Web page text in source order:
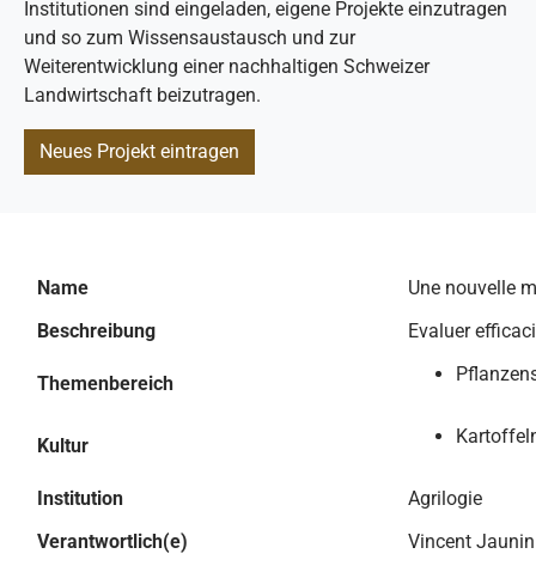
Institutionen sind eingeladen, eigene Projekte einzutragen
und so zum Wissensaustausch und zur
Weiterentwicklung einer nachhaltigen Schweizer
Landwirtschaft beizutragen.
Neues Projekt eintragen
Name
Une nouvelle
Beschreibung
Evaluer
Themenbereich
Kultur
Institution
Agrilogie
Verantwortlich(e)
Vincent Jaunin